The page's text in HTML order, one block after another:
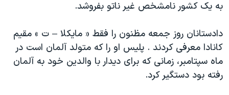
به
جستجو
گزیده‌ها
ویژه برنامه‌ها
ویدیوها
فرهنگ و زندگی
عملیات خشم حماسی
۲۵۰سالگی آمریکا
بایگانی برنامه‌های تلویزیونی
مستندها
پخش رادیویی
یادگیری زبان انگلیسی
دنبال کنید
به يک کشور نامشخص غير ناتو بفروشد.
دادستانان روز جمعه مظنون را فقط « مايکلا – ت » مقيم
کانادا معرفی کردند . پليس او را که متولد آلمان است در
ماه سپتامبر، زمانی که برای ديدار با والدين خود به آلمان
رفته بود دستگير کرد.